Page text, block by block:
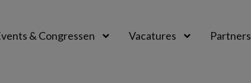
& Congressen Vacatures Partners